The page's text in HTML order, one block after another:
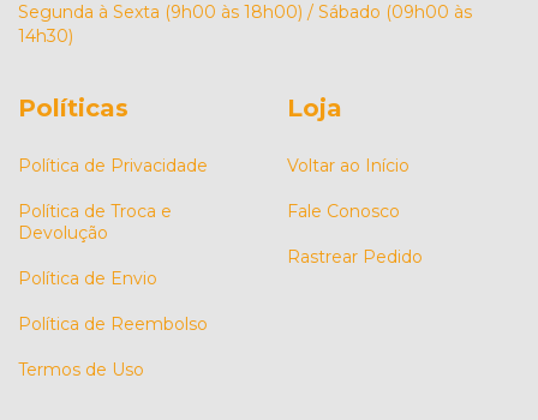
Segunda à Sexta (9h00 às 18h00) / Sábado (09h00 às
14h30)
Políticas
Política de Privacidade
Política de Troca e
Devolução
Política de Envio
Política de Reembolso
Termos de Uso
Loja
Voltar ao Início
Fale Conosco
Rastrear Pedido